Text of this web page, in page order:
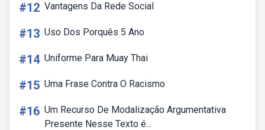
#12 Vantagens Da Rede Social
#13 Uso Dos Porquês 5 Ano
#14 Uniforme Para Muay Thai
#15 Uma Frase Contra O Racismo
#16 Um Recurso De Modalização Argumentativa
Presente Nesse Texto é...